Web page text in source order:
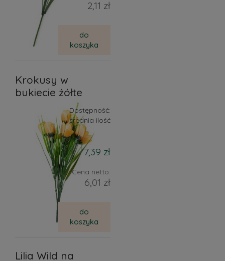
2,11 zł
do
koszyka
Krokusy w
bukiecie żółte
Dostępność:
średnia ilość
7,39 zł
Cena netto:
6,01 zł
do
koszyka
Lilia Wild na